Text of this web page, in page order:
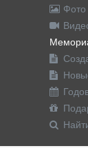
Фото